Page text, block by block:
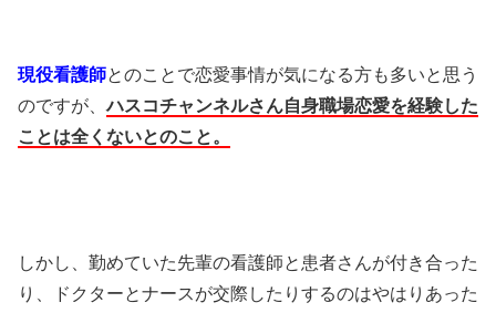
現役看護師とのことで恋愛事情が気になる方も多いと思う
のですが、ハスコチャンネルさん自身職場恋愛を経験した
ことは全くないとのこと。
しかし、勤めていた先輩の看護師と患者さんが付き合った
り、ドクターとナースが交際したりするのはやはりあった